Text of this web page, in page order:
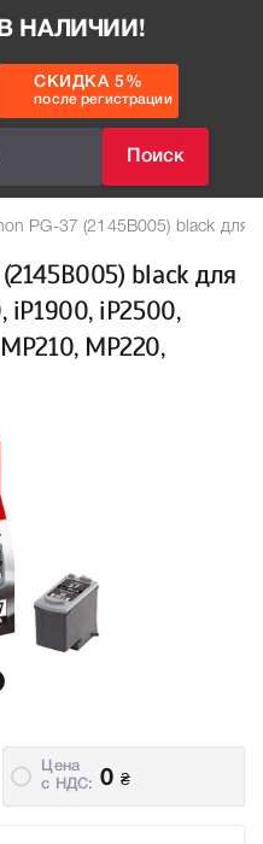
НАЛИЧИИ!
Поиск
СКИДКА 5%
после регистрации
PG-37 (2145B005) black
black для
iР1900, iP2500,
МP220,
Цена
c НДС:
0 ₴